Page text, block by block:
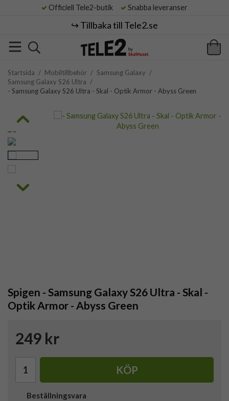
Officiell Tele2-butik Snabba leveranser
↪️ Tillbaka till Tele2.se
Startsida / Mobiltillbehör / Samsung Galaxy /
Samsung Galaxy S26 Ultra /
- Samsung Galaxy S26 Ultra - Skal - Optik Armor - Abyss Green
Spigen - Samsung Galaxy S26 Ultra - Skal -
Optik Armor - Abyss Green
249 kr
KÖP
Beställningsvara